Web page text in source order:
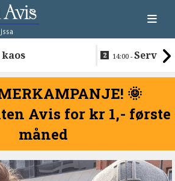
14:00 -
beboerne
🌞
Avis for kr 1,- første
måned